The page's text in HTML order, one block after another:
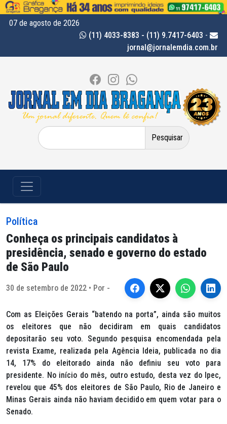
07 de agosto de 2026
(11) 4033-8383 - (11) 9.7417-6403 -
jornal@jornalemdia.com.br
Pesquisar
por:
Política
Conheça os principais candidatos à
presidência, senado e governo do estado
de São Paulo
30 de setembro de 2022 • Por -
Com as Eleições Gerais “batendo na porta”, ainda são muitos
os eleitores que não decidiram em quais candidatos
depositarão seu voto. Segundo pesquisa encomendada pela
revista Exame, realizada pela Agência Ideia, publicada no dia
14, 17% do eleitorado ainda não definiu seu voto para
presidente. No início do mês, outro estudo, desta vez do Ipec,
revelou que 45% dos eleitores de São Paulo, Rio de Janeiro e
Minas Gerais ainda não haviam decidido em quem votar para o
Senado.